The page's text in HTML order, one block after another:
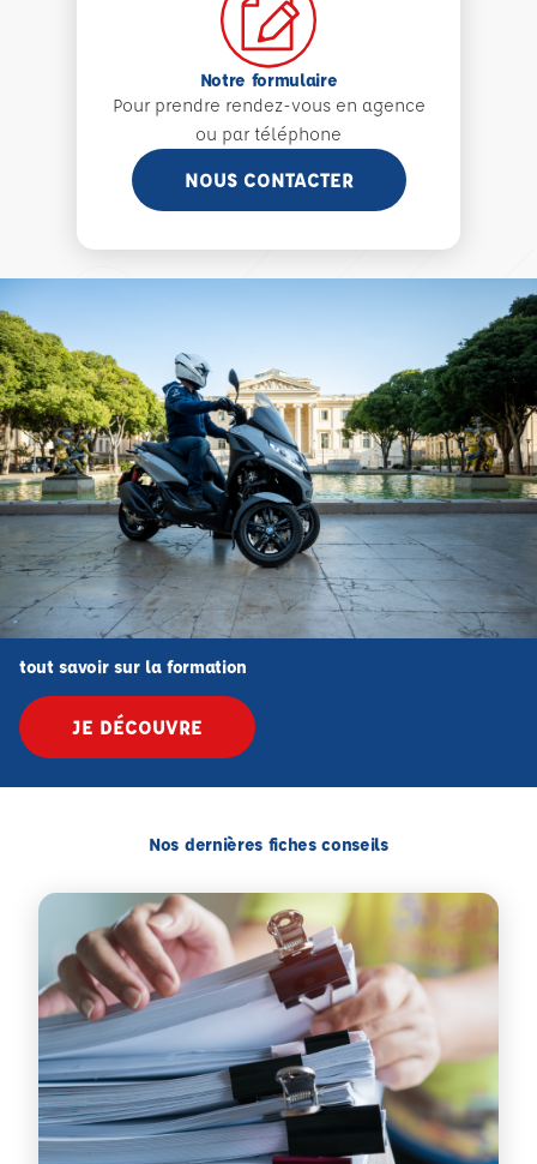
Notre formulaire
Pour prendre rendez-vous en agence
ou par téléphone
NOUS CONTACTER
tout savoir sur la formation
JE DÉCOUVRE
Nos dernières fiches conseils